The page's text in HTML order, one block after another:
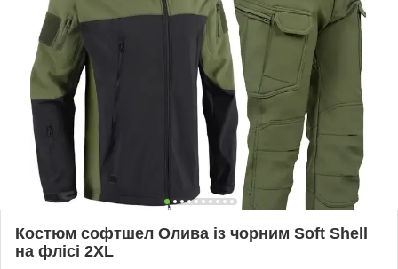
Костюм софтшел Олива із чорним Soft Shell
на флісі 2XL